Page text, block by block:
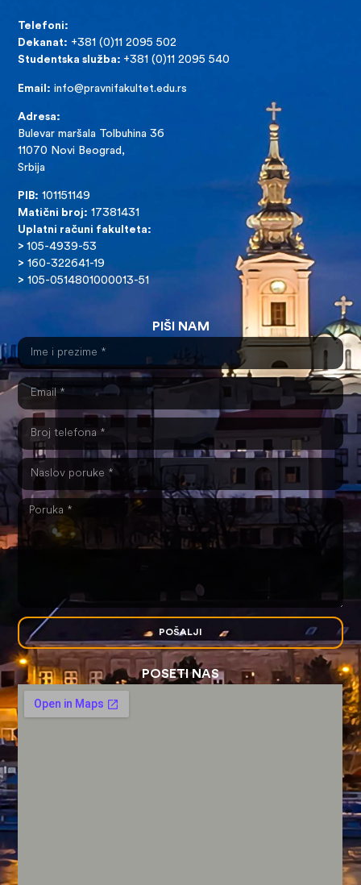
Telefoni:
Dekanat: +381 (0)11 2095 502
Studentska služba: +381 (0)11 2095 540
Email: info@pravnifakultet.edu.rs
Adresa:
Bulevar maršala Tolbuhina 36
11070 Novi Beograd,
Srbija
PIB: 101151149
Matični broj: 17381431
Uplatni računi fakulteta:
>105-4939-53
> 160-322641-19
> 105-0514801000013-51
PIŠI NAM
POŠALJI
POSETI NAS